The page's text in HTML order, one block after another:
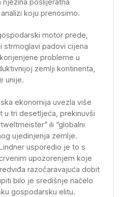
poslijeratna
koju prenosimo.
motor prede,
strmoglavi padovi cijena
probleme u
zemlji kontinenta,
unije.
ekonomija uvezla više
u tri desetljeća, prekinuvši
ili “globalni
ujedinjenja zemlje.
usporedio je to s
upozorenjem koje
razočaravajuća dobit
bilo je središnje načelo
gospodarsku elitu.